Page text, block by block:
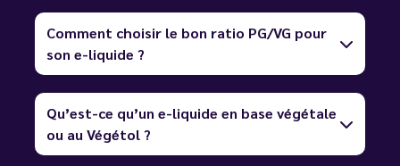
Comment choisir le bon ratio PG/VG pour
son e-liquide ?
Qu’est-ce qu’un e-liquide en base végétale
ou au Végétol ?